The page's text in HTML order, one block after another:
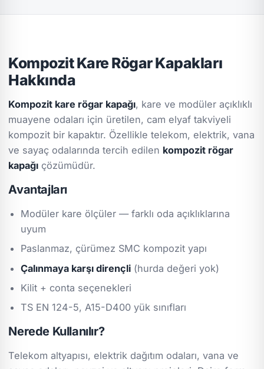
Kompozit Kare Rögar Kapakları
Hakkında
Kompozit kare rögar kapağı, kare ve modüler açıklıklı
muayene odaları için üretilen, cam elyaf takviyeli
kompozit bir kapaktır. Özellikle telekom, elektrik, vana
ve sayaç odalarında tercih edilen kompozit rögar
kapağı çözümüdür.
Avantajları
Modüler kare ölçüler — farklı oda açıklıklarına
uyum
Paslanmaz, çürümez SMC kompozit yapı
Çalınmaya karşı dirençli (hurda değeri yok)
Kilit + conta seçenekleri
TS EN 124-5, A15-D400 yük sınıfları
Nerede Kullanılır?
Telekom altyapısı, elektrik dağıtım odaları, vana ve